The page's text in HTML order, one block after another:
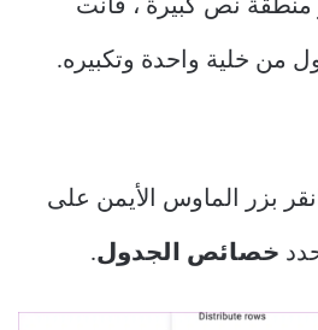
منطقة نص كبيرة ، فأنت
من خلية واحدة وتكبيره.
بزر الماوس الأيمن على
خصائص الجدول.